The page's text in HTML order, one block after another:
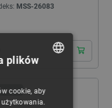
MSS-26083
CZECH
plików
cookie, aby